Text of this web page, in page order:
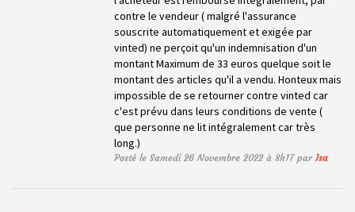
contre le vendeur ( malgré l'assurance
souscrite automatiquement et exigée par
vinted) ne perçoit qu'un indemnisation d'un
montant Maximum de 33 euros quelque soit le
montant des articles qu'il a vendu. Honteux mais
impossible de se retourner contre vinted car
c'est prévu dans leurs conditions de vente (
que personne ne lit intégralement car très
long.)
Posté le Samedi 26 Novembre 2022 à 8h17 parIsa